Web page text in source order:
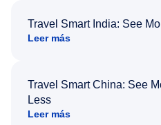
Travel Smart India: See
Leer más
Travel Smart China: See
Less
Leer más